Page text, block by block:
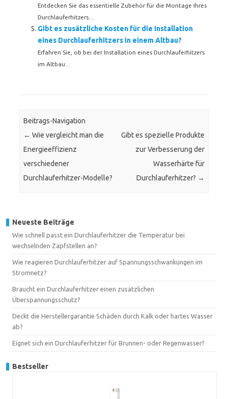
Entdecken Sie das essentielle Zubehör für die Montage Ihres
Durchlauferhitzers....
Gibt es zusätzliche Kosten für die Installation
eines Durchlauferhitzers in einem Altbau?
Erfahren Sie, ob bei der Installation eines Durchlauferhitzers
im Altbau...
Beitrags-Navigation
← Wie vergleicht man die
Energieeffizienz
verschiedener
Durchlauferhitzer-Modelle?
Gibt es spezielle Produkte
zur Verbesserung der
Wasserhärte für
Durchlauferhitzer? →
Neueste Beiträge
Wie schnell passt ein Durchlauferhitzer die Temperatur bei
wechselnden Zapfstellen an?
Wie reagieren Durchlauferhitzer auf Spannungsschwankungen im
Stromnetz?
Braucht ein Durchlauferhitzer einen zusätzlichen
Überspannungsschutz?
Deckt die Herstellergarantie Schäden durch Kalk oder hartes Wasser
ab?
Eignet sich ein Durchlauferhitzer für Brunnen- oder Regenwasser?
Bestseller